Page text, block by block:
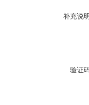
补充说
验证